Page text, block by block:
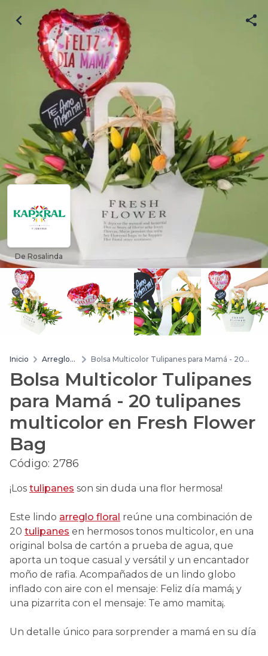
De Rosalinda
Inicio
Arreglos
Bolsa Multicolor Tulipanes para Mamá - 20
Bolsa Multicolor Tulipanes
para Mamá - 20 tulipanes
multicolor en Fresh Flower
Bag
Código: 2786
¡Los tulipanes son sin duda una flor hermosa!
Este lindo arreglo floral reúne una combinación de
20 tulipanes en hermosos tonos multicolor, en una
original bolsa de cartón a prueba de agua, que
aporta un toque casual y versátil y un encantador
moño de rafia. Acompañados de un lindo globo
inflado con aire con el mensaje: Feliz día mamá¡ y
una pizarrita con el mensaje: Te amo mamita¡.
Un detalle único para sorprender a mamá en su día